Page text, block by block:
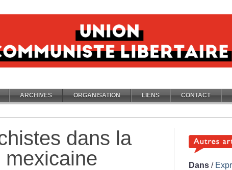
ARCHIVES ORGANISATION LIENS CONTACT
dans la
mexicaine
Dans /